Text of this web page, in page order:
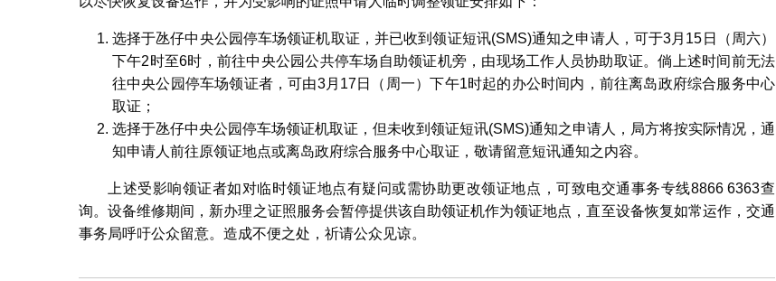
选择于氹仔中央公园停车场领证机取证，并已收到领证短讯(SMS)通知之申请人，可于3月15日（周六）
下午2时至6时，前往中央公园公共停车场自助领证机旁，由现场工作人员协助取证。倘上述时间前无法
往中央公园停车场领证者，可由3月17日（周一）下午1时起的办公时间内，前往离岛政府综合服务中心
取证；
选择于氹仔中央公园停车场领证机取证，但未收到领证短讯(SMS)通知之申请人，局方将按实际情况，通
知申请人前往原领证地点或离岛政府综合服务中心取证，敬请留意短讯通知之内容。
上述受影响领证者如对临时领证地点有疑问或需协助更改领证地点，可致电交通事务专线8866 6363查
询。设备维修期间，新办理之证照服务会暂停提供该自助领证机作为领证地点，直至设备恢复如常运作，交通
事务局呼吁公众留意。造成不便之处，祈请公众见谅。